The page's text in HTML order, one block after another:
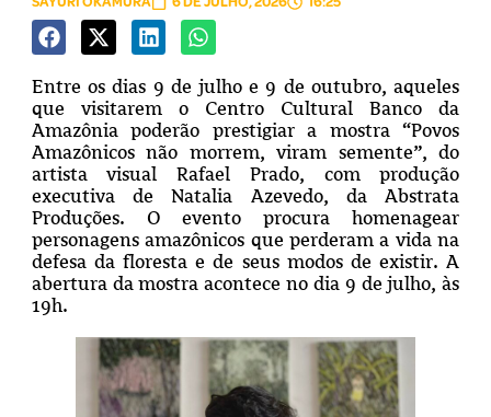
Entre os dias 9 de julho e 9 de outubro, aqueles
que visitarem o Centro Cultural Banco da
Amazônia poderão prestigiar a mostra “Povos
Amazônicos não morrem, viram semente”, do
artista visual Rafael Prado, com produção
executiva de Natalia Azevedo, da Abstrata
Produções. O evento procura homenagear
personagens amazônicos que perderam a vida na
defesa da floresta e de seus modos de existir. A
abertura da mostra acontece no dia 9 de julho, às
19h.